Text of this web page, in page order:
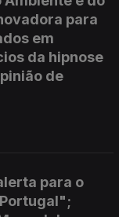
para
em
da hipnose
de
para o